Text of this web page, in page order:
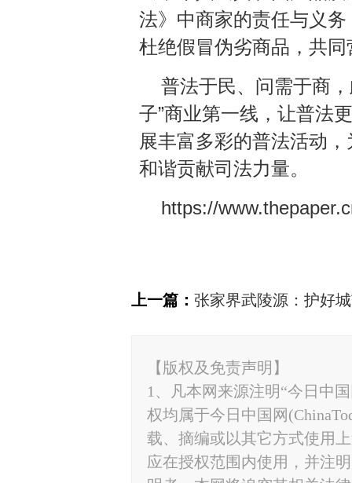
法》中商家的责任与义
杜绝假冒伪劣商品，共
普法于民、问需于商
子”商业第一线，让普法
展丰富多彩的普法活动
和谐贡献司法力量。
https://
上一篇： 张家界武陵源：护好
【版权及免责声明】
1、凡本网来源注明“今日中
权均属于今日中国网
载、摘编或以其它方式使用
应在授权范围内使用，并注